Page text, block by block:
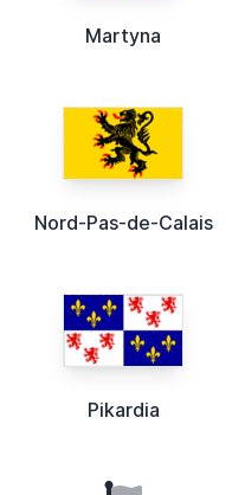
Martyna
Nord-Pas-de-Calais
Pikardia